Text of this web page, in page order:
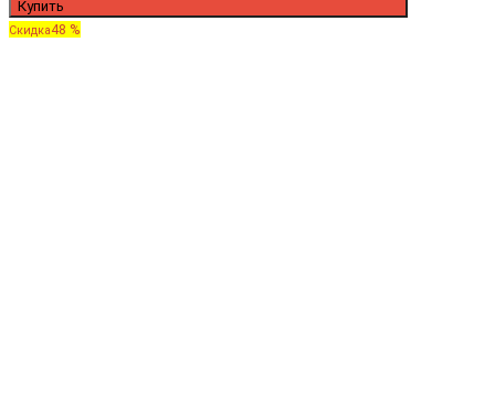
Купить
Скидка48 %